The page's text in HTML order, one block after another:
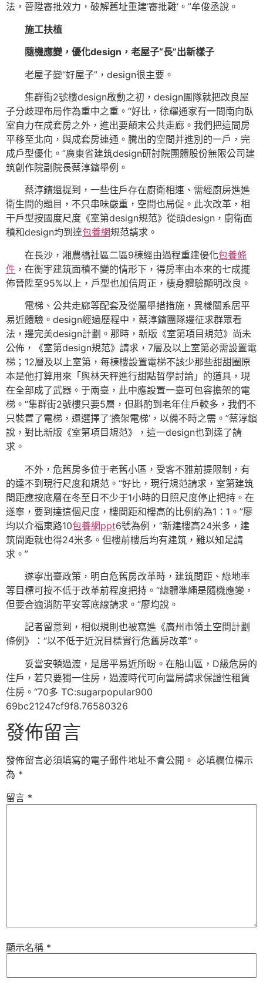
法，晉陞審批效力，破解舊址重建‘審批難’。”牟俊丞說。
施工扶植
隨機應變，優化design，老屋子“長”出新樣子
老屋子變“好屋子”，design很主要。
集群街2號樓design啟動之初，design團隊就把改良屋
子分歧理布局作為重中之重。“好比，徐耀通家有一間南向臥
室自力在成套房之外，進出要顛末公共走廊。我們把這間房
平移至北向，與成套房連通。騰出的空間并進別的一戶，完
成戶型優化。”廣東省建筑design研討院團體股份無限公司建
筑創作院副院長蔡淳鑌舉例。
蔡淳鑌還提到，一些住戶存在廚衛相連、需經廚房進進
衛生間的題目，不只串味嚴重，空間也局促。此次改革，相
干戶型按國度尺度《室第design規范》從頭design，廚衛面
積和design均到達包養網規范請求。
在長沙，湘農橋社區二區9棟經由過程重建優化包養條
件 ，在衡宇建筑面積不變的情形下，得房率由本來的七成擺
佈晉陞至95%以上，戶型也加倍周正，棲身體驗顯明改良。
電梯、公共走廊等配套及從屬舉措措施，異樣關系居平
易近體驗。design經過歷程中，蔡淳鑌團隊邊征求群眾看
法，邊完美design計劃。那時，新版《室第項目規范》尚未
公佈，《室第design規范》請求，7層及以上室第必需設置電
梯；12層及以上室第，每棟樓設置電梯不該少那些甜甜圈原
本是他打算用來「與林天秤進行甜點哲學討論」的道具，現
在全部成了武器。于兩臺，此中應設置一臺可包容擔架的電
梯。“集群街2號樓只要5層，但斟酌到老年住戶較多，我們不
只裝置了電梯，還選擇了‘擔架電梯’，以備不時之需。”蔡淳鑌
說，對比新版《室第項目規范》，這一design也到達了請
求。
不外，危舊房多位于老舊小區，受客不雅前提限制，有
的達不到現行尺度和規范。“好比，現行規范請求，室第建筑
間距應按底層在冬至日不少于1小時的日照尺度停止把持。在
遂寧，要到達這個尺度，樓間距和樓高的比例約為1∶1。”廖
均以介福東路10包養網ppt6號為例，“新建樓高24米多，建
筑間距就也得24米多。但樓前樓后均有建筑，難以知足請
求。”
遂寧出臺政策，明白危舊房改革時，建筑間距、綠地率
等目標可按不低于改革前程度把持。“總體準繩是隨機應變，
但要合適消防平安等底線請求。”廖均說。
記者留意到，相似規則也被寫進《廣州市領土空間計劃
條例》：“以不低于近況目標實行危舊房改革”。
妥當安頓過渡，是居平易近所盼。在船山區，D級危房的
住戶，若只要獨一住房，過渡時代可向當局請求保證性租賃
住房。“70多 TC:sugarpopular900
69bc21247cf9f8.76580326
發佈留言
發佈留言必須填寫的電子郵件地址不會公開。 必填欄位標示
為 *
留言 *
顯示名稱 *